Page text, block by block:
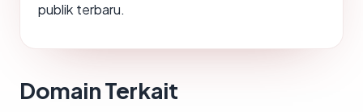
publik terbaru.
Domain Terkait